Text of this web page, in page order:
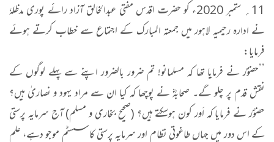
11؍ ستمبر 2020ء کو حضرت اقدس مفتی عبدالخالق آزاد رائے پوری مدظلہٗ
نے ادارہ رحیمیہ لاہور میں جمعتہ المبارک کے اجتماع سے خطاب کرتے ہوئے
فرمایا:
’’حضوؐر نے فرمایا تھا کہ مسلمانو! تم ضرور بالضرور اپنے سے پہلے لوگوں کے
نقش قدم پر چلو گے۔ صحابہؓ نے پوچھا کہ کیا ان سے مراد یہود و نصاریٰ ہیں؟
حضوؐر نے فرمایا کہ اَور کون ہوسکتے ہیں؟ (صحیح بخاری و مسلم) آج سرمایہ پرستی
کے اس دور میں جہاں طاغوتی نظام اور سرمایہ پرستی کا سسٹم موجو دہے، علم